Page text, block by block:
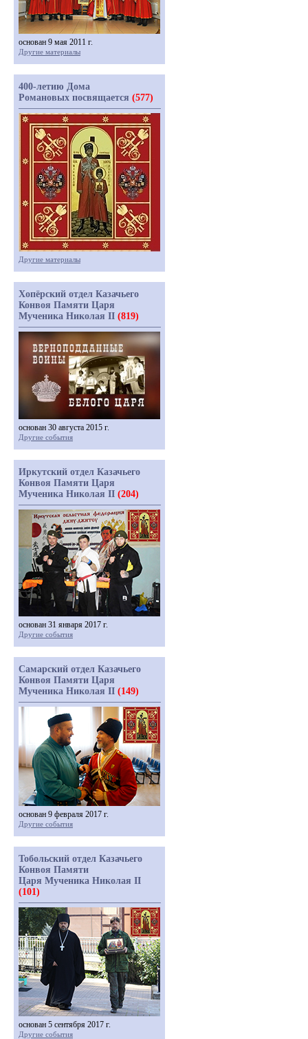
основан 9 мая 2011 г.
Другие материалы
400-летию Дома
Романовых посвящается (577)
Другие материалы
Хопёрский отдел Казачьего
Конвоя Памяти Царя
Мученика Николая II (819)
основан 30 августа 2015 г.
Другие события
Иркутский отдел Казачьего
Конвоя Памяти Царя
Мученика Николая II (204)
основан 31 января 2017 г.
Другие события
Самарский отдел Казачьего
Конвоя Памяти Царя
Мученика Николая II (149)
основан 9 февраля 2017 г.
Другие события
Тобольский отдел Казачьего
Конвоя Памяти
Царя Мученика Николая II
(101)
основан 5 сентября 2017 г.
Другие события